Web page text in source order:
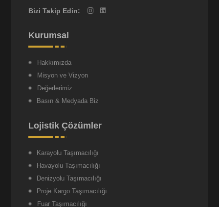
Bizi Takip Edin:
Kurumsal
Hakkımızda
Misyon ve Vizyon
Değerlerimiz
Basın & Medyada Biz
Lojistik Çözümler
Karayolu Taşımacılığı
Havayolu Taşımacılığı
Denizyolu Taşımacılığı
Proje Kargo Taşımacılığı
Fuar Taşımacılığı